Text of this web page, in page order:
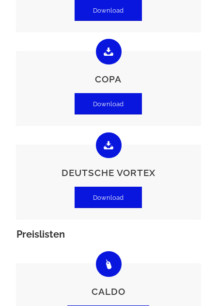
Download
COPA
Download
DEUTSCHE VORTEX
Download
Preislisten
CALDO